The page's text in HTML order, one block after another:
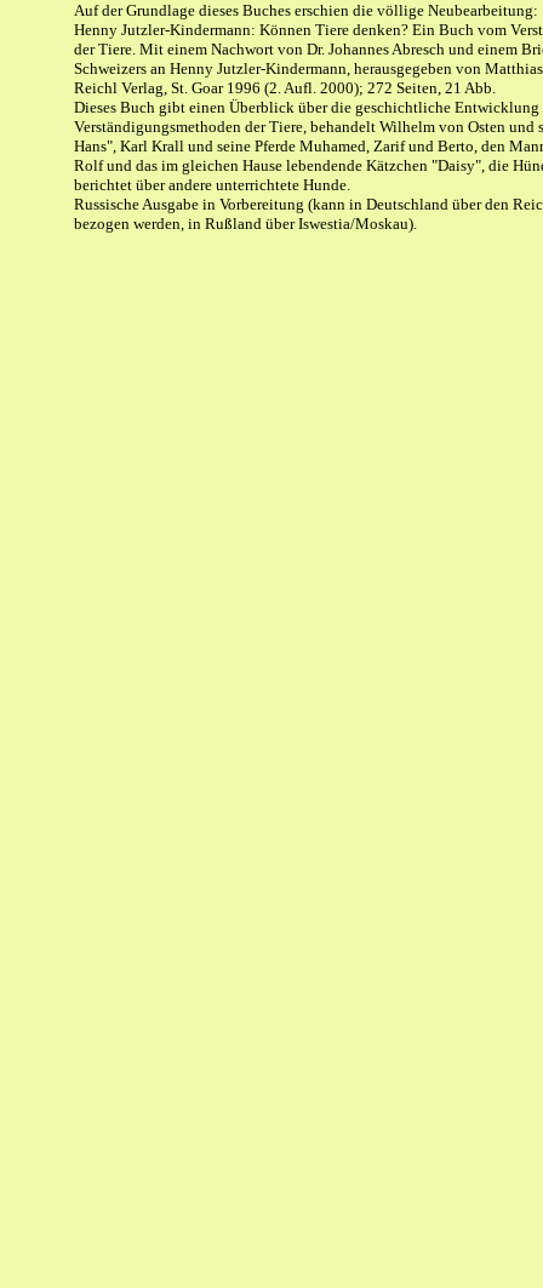
Auf der Grundlage dieses Buches erschien die völlige Neubearbeitung:
Henny Jutzler-Kindermann: Können Tiere denken? Ein Buch vom
der Tiere. Mit einem Nachwort von Dr. Johannes Abresch und einem
Schweizers an Henny Jutzler-Kindermann, herausgegeben von
Reichl Verlag, St. Goar 1996 (2. Aufl. 2000); 272 Seiten, 21 Abb.
Dieses Buch gibt einen Überblick über die geschichtliche Entwicklung
Verständigungsmethoden der Tiere, behandelt Wilhelm von Osten und
Hans", Karl Krall und seine Pferde Muhamed, Zarif und Berto, den
Rolf und das im gleichen Hause lebendende Kätzchen "Daisy", die
berichtet über andere unterrichtete Hunde.
Russische Ausgabe in Vorbereitung (kann in Deutschland über den
bezogen werden, in Rußland über Iswestia/Moskau).